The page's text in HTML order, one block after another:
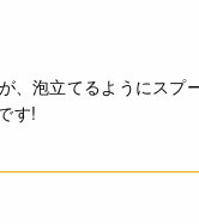
* 開封
、泡立てるようにスプ
す!